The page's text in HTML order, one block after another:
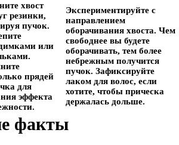
хвост
резинки,
пучок.
или
прядей
для
эффекта
Экспериментируйте с
направлением
оборачивания хвоста. Чем
свободнее вы будете
оборачивать, тем более
небрежным получится
пучок. Зафиксируйте
лаком для волос, если
хотите, чтобы прическа
держалась дольше.
факты